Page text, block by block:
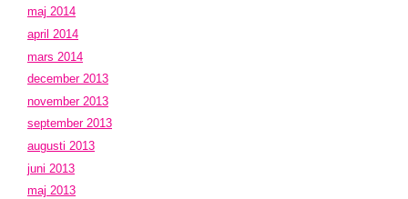
maj 2014
april 2014
mars 2014
december 2013
november 2013
september 2013
augusti 2013
juni 2013
maj 2013